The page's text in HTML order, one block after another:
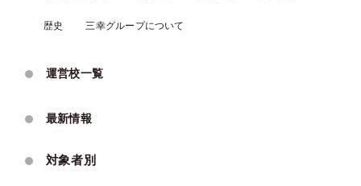
歴史 三幸グループについて
運営校一覧
最新情報
対象者別